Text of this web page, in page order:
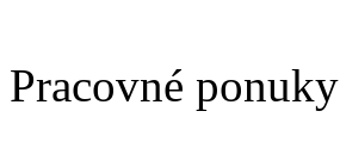
Pracovné ponuky